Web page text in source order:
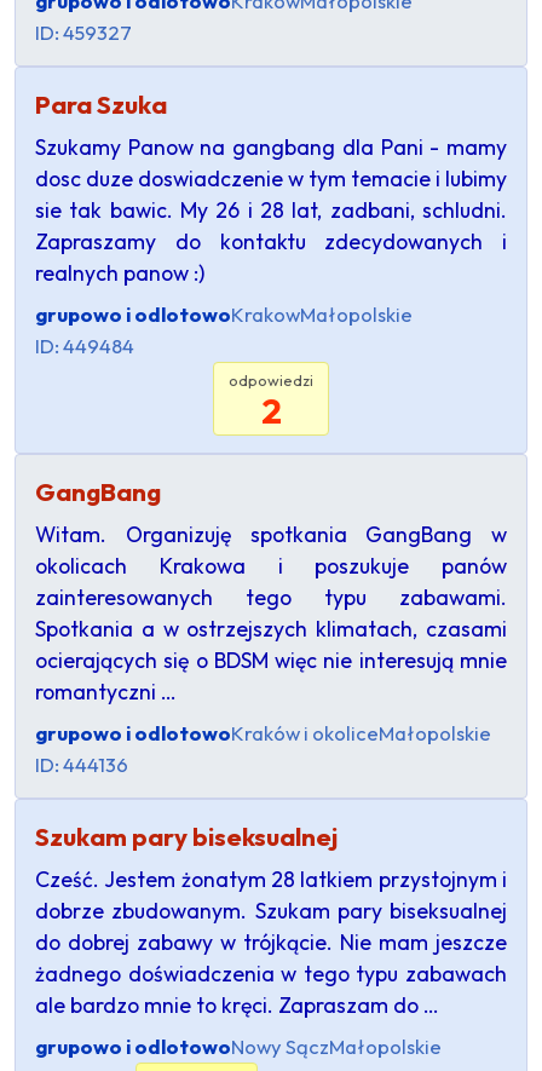
ID: 459327
Para Szuka
Szukamy Panow na gangbang dla Pani - mamy
dosc duze doswiadczenie w tym temacie i lubimy
sie tak bawic. My 26 i 28 lat, zadbani, schludni.
Zapraszamy do kontaktu zdecydowanych i
realnych panow :)
grupowo i odlotowoKrakowMałopolskie
ID: 449484
odpowiedzi
2
GangBang
Witam. Organizuję spotkania GangBang w
okolicach Krakowa i poszukuje panów
zainteresowanych tego typu zabawami.
Spotkania a w ostrzejszych klimatach, czasami
ocierających się o BDSM więc nie interesują mnie
romantyczni …
grupowo i odlotowoKraków i okoliceMałopolskie
ID: 444136
Szukam pary biseksualnej
Cześć. Jestem żonatym 28 latkiem przystojnym i
dobrze zbudowanym. Szukam pary biseksualnej
do dobrej zabawy w trójkącie. Nie mam jeszcze
żadnego doświadczenia w tego typu zabawach
ale bardzo mnie to kręci. Zapraszam do …
grupowo i odlotowoNowy SączMałopolskie